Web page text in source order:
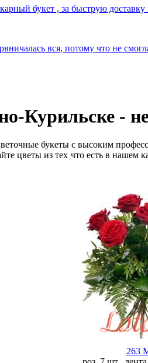
букет , за быструю
вся, потому что не
Курильске -
букеты с высоким
цветы из тех что есть в
263